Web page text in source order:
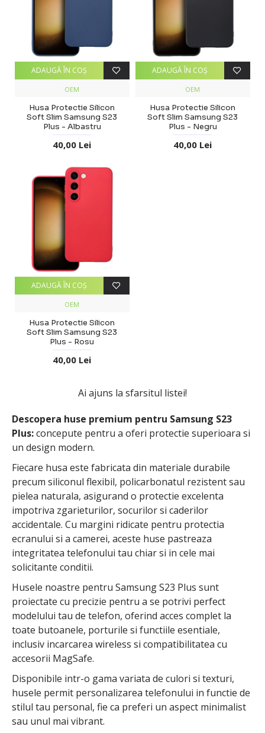
Descopera huse premium pentru Samsung S23
Plus:concepute pentru a oferi protectie superioara si
un design modern.
Fiecare husa este fabricata din materiale durabile
precum siliconul flexibil, policarbonatul rezistent sau
pielea naturala, asigurand o protectie excelenta
impotriva zgarieturilor, socurilor si caderilor
accidentale. Cu margini ridicate pentru protectia
ecranului si a camerei, aceste huse pastreaza
integritatea telefonului tau chiar si in cele mai
solicitante conditii.
Husele noastre pentru Samsung S23 Plus sunt
proiectate cu precizie pentru a se potrivi perfect
modelului tau de telefon, oferind acces complet la
toate butoanele, porturile si functiile esentiale,
inclusiv incarcarea wireless si compatibilitatea cu
accesorii MagSafe.
Disponibile intr-o gama variata de culori si texturi,
husele permit personalizarea telefonului in functie de
stilul tau personal, fie ca preferi un aspect minimalist
sau unul mai vibrant.
OEM
Husa Protectie Silicon
Soft Slim Samsung S23
Plus - Albastru
40,00 Lei
ADAUGĂ ÎN COŞ
OEM
Husa Protectie Silicon
Soft Slim Samsung S23
Plus - Negru
40,00 Lei
ADAUGĂ ÎN COŞ
OEM
Husa Protectie Silicon
Soft Slim Samsung S23
Plus - Rosu
40,00 Lei
ADAUGĂ ÎN COŞ
Ai ajuns la sfarsitul listei!